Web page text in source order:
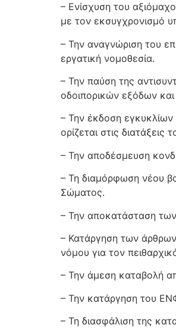
– Ενίσχυση του
με τον εκσυγχρονισμό
– Την αναγνώριση του
εργατική νομοθεσία.
– Την παύση της
οδοιπορικών εξόδων
– Την έκδοση εγκυκλίων
ορίζεται στις
– Την αποδέσμευση
– Τη διαμόρφωση νέου
Σώματος.
– Την αποκατάσταση
– Κατάργηση των
νόμου για τον
– Την άμεση καταβολή
– Την κατάργηση του
– Τη διασφάλιση της